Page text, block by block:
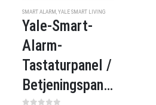
SMART ALARM , YALE SMART LIVING
Yale-Smart-
Alarm-
Tastaturpanel /
Betjeningspanel